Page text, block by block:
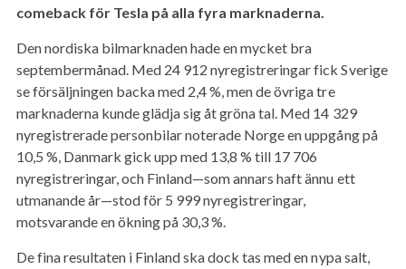
comeback för Tesla på alla fyra marknaderna.
Den nordiska bilmarknaden hade en mycket bra
septembermånad. Med 24 912 nyregistreringar fick Sverige
se försäljningen backa med 2,4 %, men de övriga tre
marknaderna kunde glädja sig åt gröna tal. Med 14 329
nyregistrerade personbilar noterade Norge en uppgång på
10,5 %, Danmark gick upp med 13,8 % till 17 706
nyregistreringar, och Finland—som annars haft ännu ett
utmanande år—stod för 5 999 nyregistreringar,
motsvarande en ökning på 30,3 %.
De fina resultaten i Finland ska dock tas med en nypa salt,